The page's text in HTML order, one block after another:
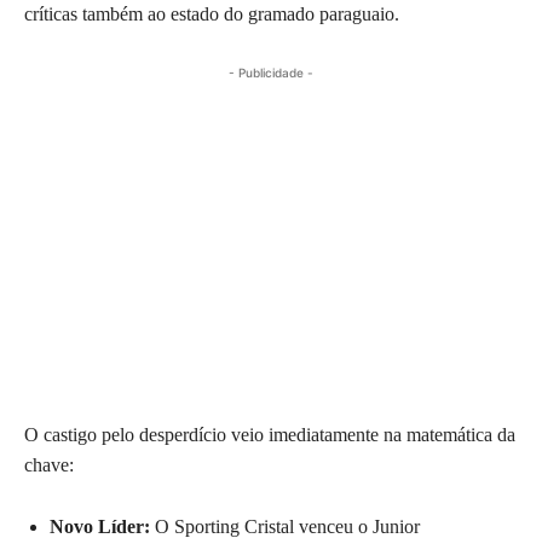
críticas também ao estado do gramado paraguaio.
- Publicidade -
O castigo pelo desperdício veio imediatamente na matemática da
chave:
Novo Líder: O Sporting Cristal venceu o Junior